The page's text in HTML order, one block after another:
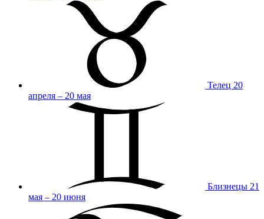
Телец 20
апреля – 20 мая
Близнецы 21
мая – 20 июня